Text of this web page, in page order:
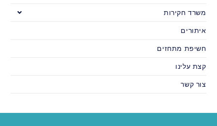
משרד חקירות
איתורים
חשיפת מתחזים
קצת עלינו
צור קשר